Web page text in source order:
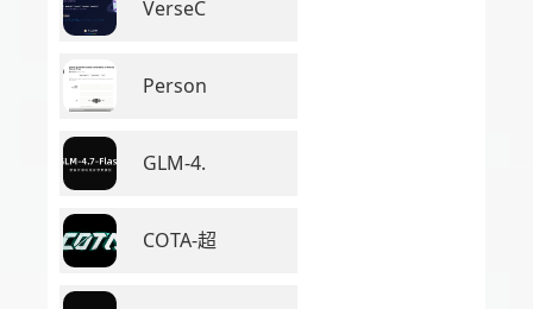
VerseC
Person
GLM-4.
COTA-超